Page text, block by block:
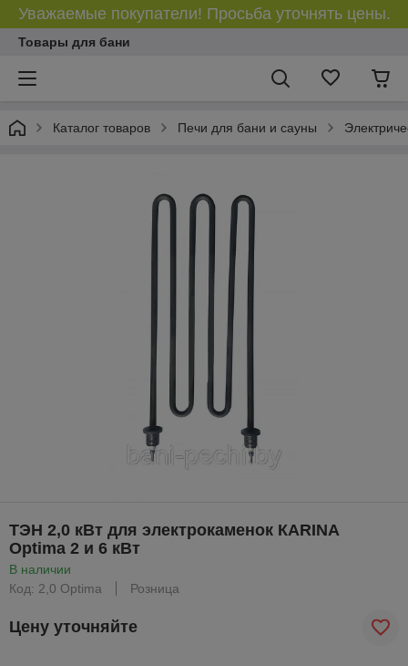
Уважаемые покупатели! Просьба уточнять цены.
Товары для бани
Каталог товаров Печи для бани и сауны
ТЭН 2,0 кВт для электрокаменок КАRINA
Optima 2 и 6 кВт
В наличии
Код: 2,0 Optima
Розница
Цену уточняйте